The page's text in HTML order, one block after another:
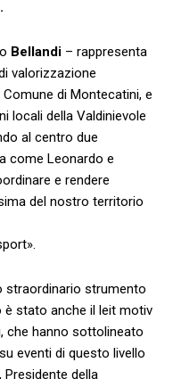
Bellandi – rappresenta
valorizzazione
di Montecatini, e
locali della Valdinievole
al centro due
come Leonardo e
e rendere
del nostro territorio
straordinario strumento
stato anche il leit motiv
che hanno sottolineato
eventi di questo livello
, Presidente della